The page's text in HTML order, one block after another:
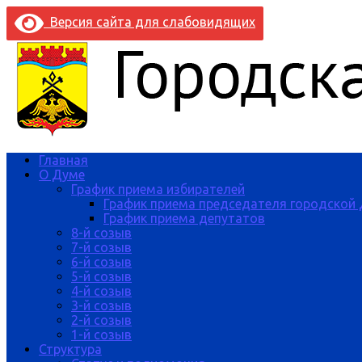
Версия сайта для слабовидящих
Главная
О Думе
График приема избирателей
График приема председателя
График приема депутатов
8-й созыв
7-й созыв
6-й созыв
5-й созыв
4-й созыв
3-й созыв
2-й созыв
1-й созыв
Структура